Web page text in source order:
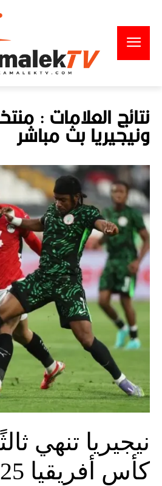
نتائج العلامات :
ونيجيريا بث مباشر
نيجيريا تنهي
كأس أفريقيا 2025